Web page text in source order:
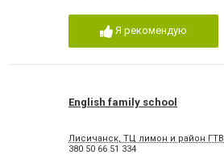
Я рекомендую
English family school
Лисичанск, ТЦ лимон и район ГТВ
380 50 66 51 334